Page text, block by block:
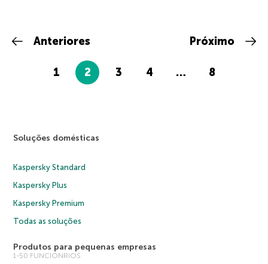
Anteriores
1 2 3 4 … 8
Próximo
Soluções domésticas
Kaspersky Standard
Kaspersky Plus
Kaspersky Premium
Todas as soluções
Produtos para pequenas empresas
1-50 FUNCIONRIOS